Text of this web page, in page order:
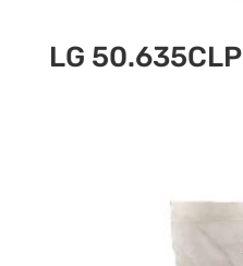
LG 50.635CLP